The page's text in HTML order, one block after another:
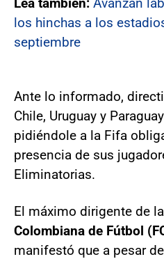
los hinchas a los
septiembre
Ante lo informado,
Chile, Uruguay y
pidiéndole a la Fifa
presencia de sus
Eliminatorias.
El máximo dirigente de la
Colombiana de Fútbol
manifestó que a pesar